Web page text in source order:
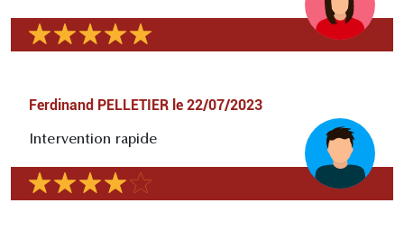
Ferdinand PELLETIER le 22/07/2023
Intervention rapide